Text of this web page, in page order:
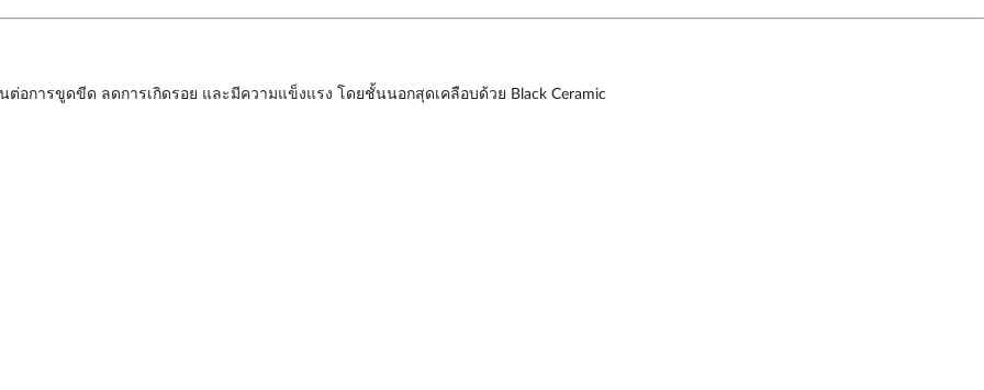
อการขูดขีด ลดการเกิดรอย และมีความแข็งแรง โดยชั้นนอกสุดเคลือบด้วย Black Ceramic